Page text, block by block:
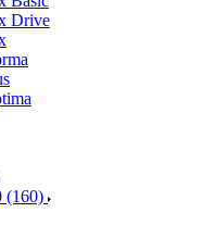
Drive
(160)